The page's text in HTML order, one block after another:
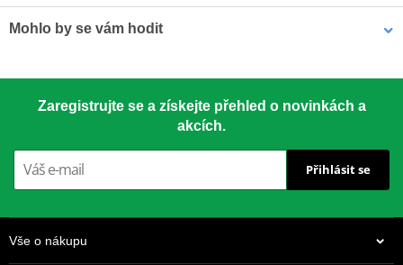
Mohlo by se vám hodit
Zaregistrujte se a získejte přehled o novinkách a
akcích.
Přihlásit se
Vše o nákupu